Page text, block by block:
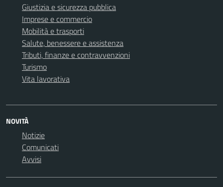
Giustizia e sicurezza pubblica
Imprese e commercio
Mobilità e trasporti
Salute, benessere e assistenza
Tributi, finanze e contravvenzioni
Turismo
Vita lavorativa
NOVITÀ
Notizie
Comunicati
Avvisi